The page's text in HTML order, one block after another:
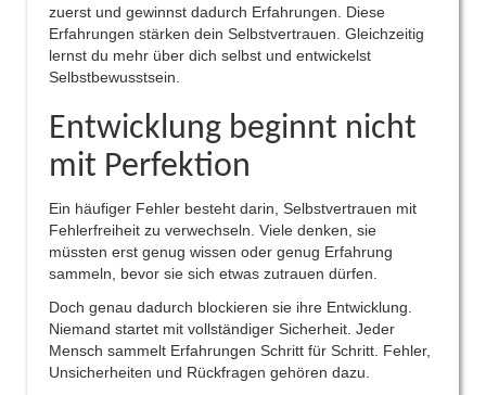
zuerst und gewinnst dadurch Erfahrungen. Diese
Erfahrungen stärken dein Selbstvertrauen. Gleichzeitig
lernst du mehr über dich selbst und entwickelst
Selbstbewusstsein.
Entwicklung beginnt nicht
mit Perfektion
Ein häufiger Fehler besteht darin, Selbstvertrauen mit
Fehlerfreiheit zu verwechseln. Viele denken, sie
müssten erst genug wissen oder genug Erfahrung
sammeln, bevor sie sich etwas zutrauen dürfen.
Doch genau dadurch blockieren sie ihre Entwicklung.
Niemand startet mit vollständiger Sicherheit. Jeder
Mensch sammelt Erfahrungen Schritt für Schritt. Fehler,
Unsicherheiten und Rückfragen gehören dazu.